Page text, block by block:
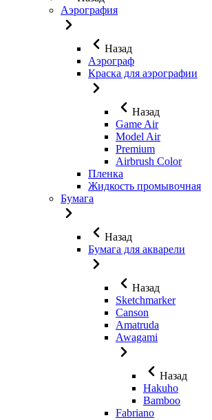
Аэрография
Назад
Аэрограф
Краска для аэрографии
Назад
Game Air
Model Air
Premium
Airbrush Color
Пленка
Жидкость промывочная
Бумага
Назад
Бумага для акварели
Назад
Sketchmarker
Canson
Amatruda
Awagami
Назад
Hakuho
Bamboo
Fabriano